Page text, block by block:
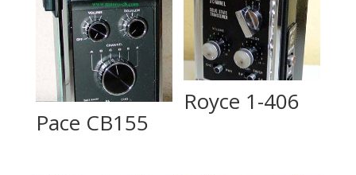
Pace CB155
Royce 1-406